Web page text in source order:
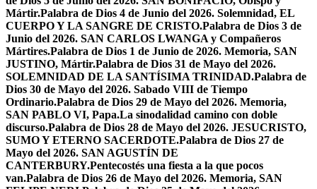
Mártir.Palabra de Dios 4 de Junio del 2026. Solemnidad, EL
CUERPO Y LA SANGRE DE CRISTO.Palabra de Dios 3 de
Junio del 2026. SAN CARLOS LWANGA y Compañeros
Mártires.Palabra de Dios 1 de Junio de 2026. Memoria, SAN
JUSTINO, Mártir.Palabra de Dios 31 de Mayo del 2026.
SOLEMNIDAD DE LA SANTÍSIMA TRINIDAD.Palabra de
Dios 30 de Mayo del 2026. Sabado VIII de Tiempo
Ordinario.Palabra de Dios 29 de Mayo del 2026. Memoria,
SAN PABLO VI, Papa.La sinodalidad camino con doble
discurso.Palabra de Dios 28 de Mayo del 2026. JESUCRISTO,
SUMO Y ETERNO SACERDOTE.Palabra de Dios 27 de
Mayo del 2026. SAN AGUSTÍN DE
CANTERBURY.Pentecostés una fiesta a la que pocos
van.Palabra de Dios 26 de Mayo del 2026. Memoria, SAN